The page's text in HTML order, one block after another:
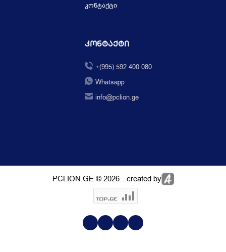
კონტაქტი
Კონტაქტი
+(995) 592 400 080
Whatsapp
info@pclion.ge
PCLION.GE © 2026 created by